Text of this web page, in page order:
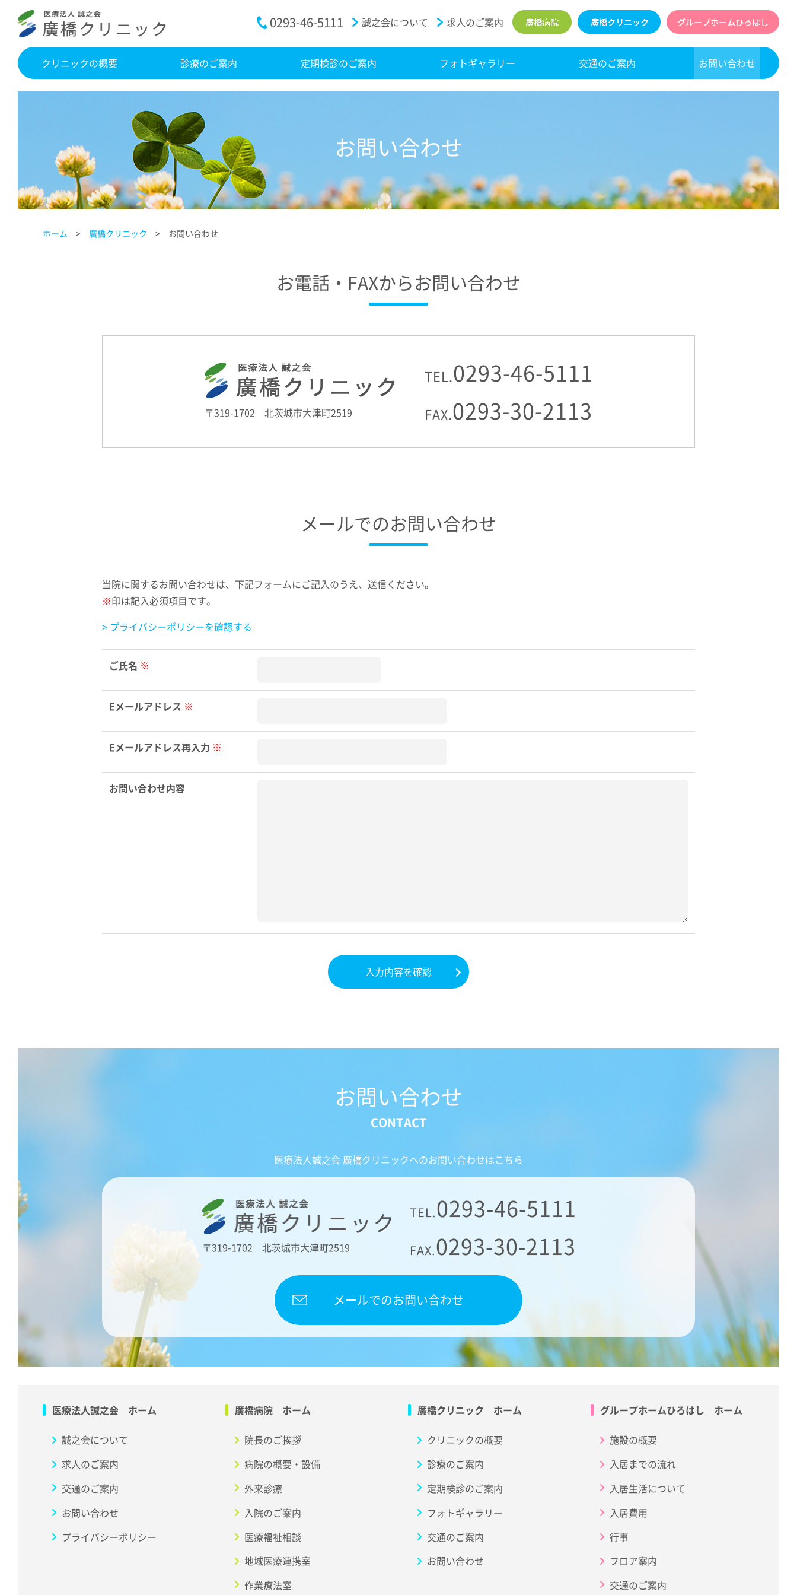
0293-46-5111 誠之会について 求人のご案内
クリニックの概要 診療のご案内 定期検診のご案内 フォトギャラリー 交通のご案内 お問い合わせ
お問い合わせ
ホーム 廣橋クリニック お問い合わせ
お電話・FAXからお問い合わせ
〒319-1702 北茨城市大津町2519
TEL.0293-46-5111
FAX.0293-30-2113
メールでのお問い合わせ
当院に関するお問い合わせは、下記フォームにご記入のうえ、送信ください。
※印は記入必須項目です。
> プライバシーポリシーを確認する
ご氏名
Eメールアドレス
Eメールアドレス再入力
お問い合わせ内容
入力内容を確認
お問い合わせ
医療法人誠之会 廣橋クリニックへのお問い合わせはこちら
〒319-1702 北茨城市大津町2519
TEL.0293-46-5111
FAX.0293-30-2113
メールでのお問い合わせ
医療法人誠之会 ホーム
誠之会について
求人のご案内
交通のご案内
お問い合わせ
プライバシーポリシー
廣橋病院 ホーム
院長のご挨拶
病院の概要・設備
外来診療
入院のご案内
医療福祉相談
地域医療連携室
作業療法室
廣橋クリニック ホーム
クリニックの概要
診療のご案内
定期検診のご案内
フォトギャラリー
交通のご案内
お問い合わせ
グループホームひろはし ホーム
施設の概要
入居までの流れ
入居生活について
入居費用
行事
フロア案内
交通のご案内